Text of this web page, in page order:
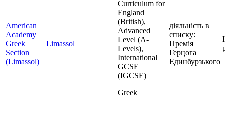
American
Academy
Greek
Section
(Limassol)
Limassol
Curriculum for
England
(British),
Advanced
Level (A-
Levels),
International
GCSE
(IGCSE)
Greek
діяльність в
списку:
Премія
Герцога
Единбурзького